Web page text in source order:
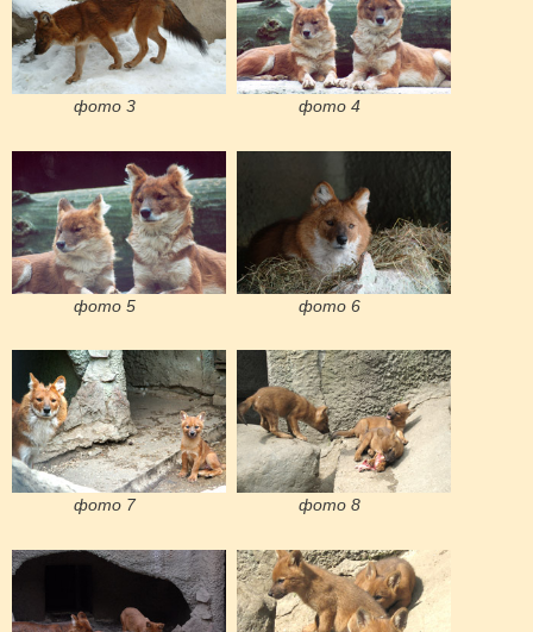
фото 3 фото 4
фото 5 фото 6
фото 7 фото 8